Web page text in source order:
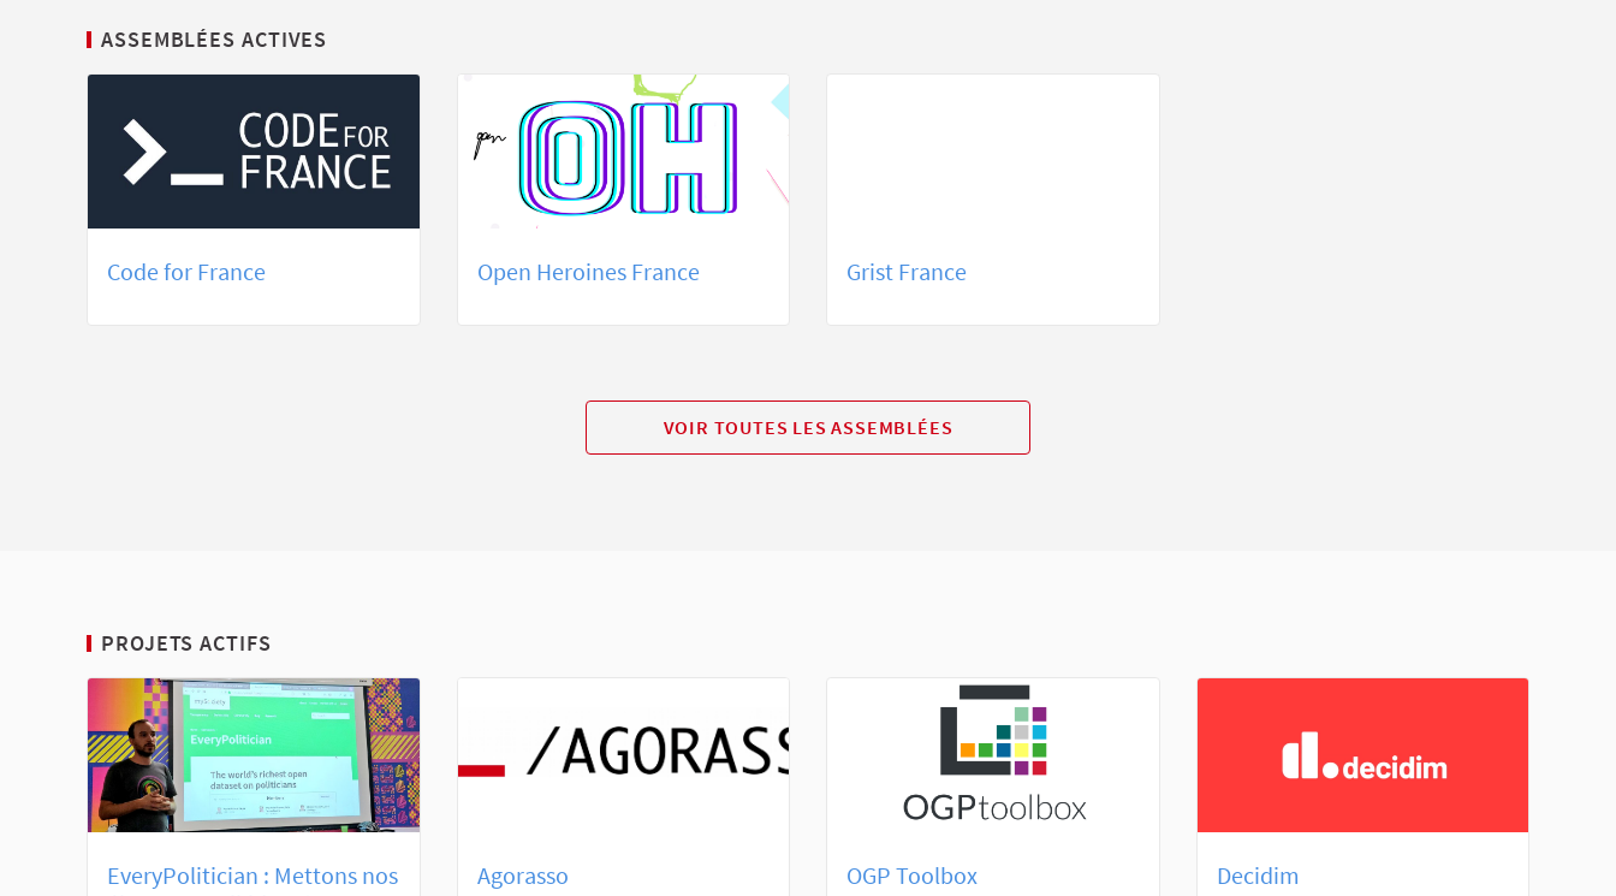
ASSEMBLÉES ACTIVES
Code for France Open Heroines France Grist France
VOIR TOUTES LES ASSEMBLÉES
PROJETS ACTIFS
EveryPolitician : Mettons nos
Agorasso OGP Toolbox Decidim